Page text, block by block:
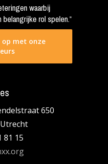
waarbij
rol spelen.”
met onze
650
81 15